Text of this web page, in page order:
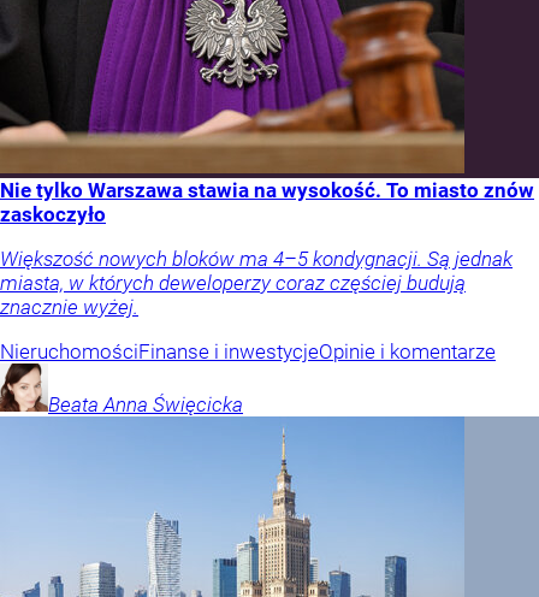
Nie tylko Warszawa stawia na wysokość. To miasto znów
zaskoczyło
Większość nowych bloków ma 4–5 kondygnacji. Są jednak
miasta, w których deweloperzy coraz częściej budują
znacznie wyżej.
NieruchomościFinanse i inwestycjeOpinie i komentarze
Beata Anna Święcicka